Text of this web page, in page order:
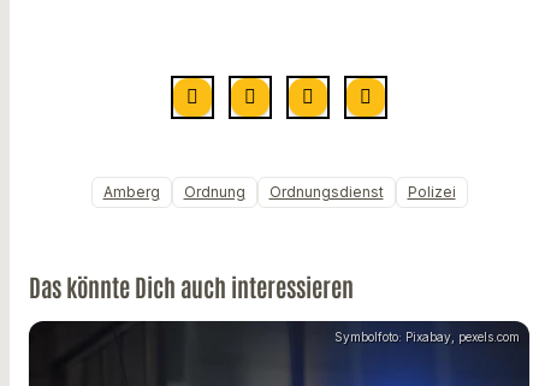
Amberg Ordnung Ordnungsdienst Polizei
Das könnte Dich auch interessieren
Symbolfoto: Pixabay, pexels.com